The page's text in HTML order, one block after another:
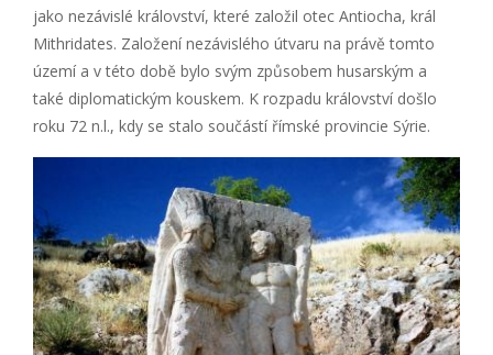
jako nezávislé království, které založil otec Antiocha, král
Mithridates. Založení nezávislého útvaru na právě tomto
území a v této době bylo svým způsobem husarským a
také diplomatickým kouskem. K rozpadu království došlo
roku 72 n.l., kdy se stalo součástí římské provincie Sýrie.